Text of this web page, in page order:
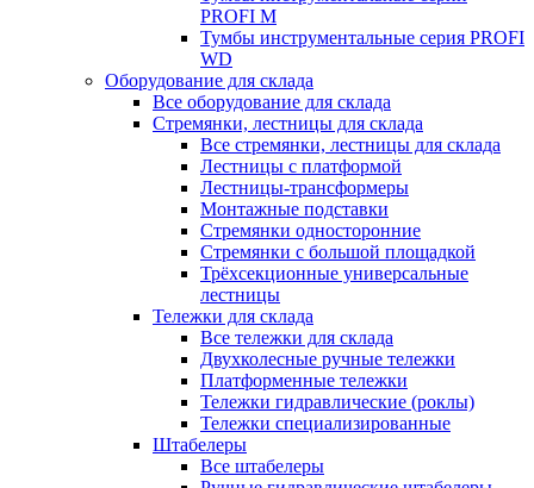
PROFI M
Тумбы инструментальные серия PROFI
WD
Оборудование для склада
Все оборудование для склада
Стремянки, лестницы для склада
Все стремянки, лестницы для склада
Лестницы с платформой
Лестницы-трансформеры
Монтажные подставки
Стремянки односторонние
Стремянки с большой площадкой
Трёхсекционные универсальные
лестницы
Тележки для склада
Все тележки для склада
Двухколесные ручные тележки
Платформенные тележки
Тележки гидравлические (роклы)
Тележки специализированные
Штабелеры
Все штабелеры